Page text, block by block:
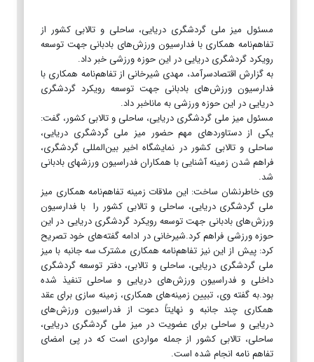
مسئول میز ملی گردشگری دریایی، ساحلی و تالابی کشور از
تفاهم‌نامه همکاری با فدارسیون ورزش‌های بادبانی جهت توسعه
رویکرد گردشگری دریایی در این حوزه ورزشی خبر داد.
به گزارش اقتصادسرآمد، مهدی شیرخانی از تفاهم‌نامه همکاری با
فدارسیون ورزش‌های بادبانی جهت توسعه رویکرد گردشگری
دریایی در این حوزه ورزشی به ماناخبر داد.
مسئول میز ملی گردشگری دریایی، ساحلی و تالابی کشور، گفت:
یکی از دستاوردهای مهم حضور میز ملی گردشگری دریایی،
ساحلی و تالابی کشور در نمایشگاه اخیر بین‌المللی گردشگری،
فراهم شدن زمینه آشنایی با همکاران فدراسیون ورزشهای بادبانی
شد.
وی خاطرنشان ساخت: این ملاقات زمینه تفاهم‌نامه همکاری میز
ملی گردشگری دریایی، ساحلی و تالابی کشور را با فدارسیون
ورزش‌های بادبانی جهت توسعه رویکرد گردشگری دریایی در این
حوزه ورزشی فراهم کرد.شیرخانی در ادامه گفته‌های خود تصریح
کرد: پیش از این نیز تفاهم‌نامه همکاری مشترک سه جانبه با میز
ملی گردشگری دریایی، ساحلی و تالابی، دفتر توسعه گردشگری
داخلی و فدراسیون ورزش‌های دریایی و ساحلی تنفیذ شده
بود.به گفته وی، تبیین زمینه‌های همکاری، زمینه سازی برای عقد
همکاری چند جانبه و نهایتاً دعوت از فدراسیون ورزش‌های
دریایی و ساحلی برای عضویت در میز ملی گردشگری دریایی،
ساحلی، تالابی کشور از جمله مواردی است که در پی امضای
تفاهم نامه انجام شده است.